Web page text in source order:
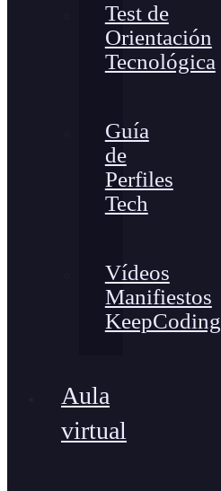
Test de
Orientación
Tecnológica
Guía
de
Perfiles
Tech
Vídeos
Manifiestos
KeepCoding
Aula
virtual